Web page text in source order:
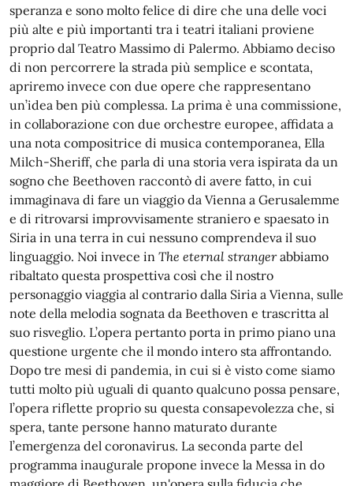
speranza e sono molto felice di dire che una delle voci
più alte e più importanti tra i teatri italiani proviene
proprio dal Teatro Massimo di Palermo. Abbiamo deciso
di non percorrere la strada più semplice e scontata,
apriremo invece con due opere che rappresentano
un’idea ben più complessa. La prima è una commissione,
in collaborazione con due orchestre europee, affidata a
una nota compositrice di musica contemporanea, Ella
Milch-Sheriff, che parla di una storia vera ispirata da un
sogno che Beethoven raccontò di avere fatto, in cui
immaginava di fare un viaggio da Vienna a Gerusalemme
e di ritrovarsi improvvisamente straniero e spaesato in
Siria in una terra in cui nessuno comprendeva il suo
linguaggio. Noi invece in The eternal strangerabbiamo
ribaltato questa prospettiva così che il nostro
personaggio viaggia al contrario dalla Siria a Vienna, sulle
note della melodia sognata da Beethoven e trascritta al
suo risveglio. L’opera pertanto porta in primo piano una
questione urgente che il mondo intero sta affrontando.
Dopo tre mesi di pandemia, in cui si è visto come siamo
tutti molto più uguali di quanto qualcuno possa pensare,
l’opera riflette proprio su questa consapevolezza che, si
spera, tante persone hanno maturato durante
l’emergenza del coronavirus. La seconda parte del
programma inaugurale propone invece la Messa in do